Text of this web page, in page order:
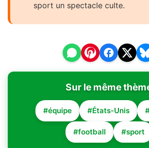
sport un spectacle culte.
Sur le même
#équipe #États-Unis
#football #sport